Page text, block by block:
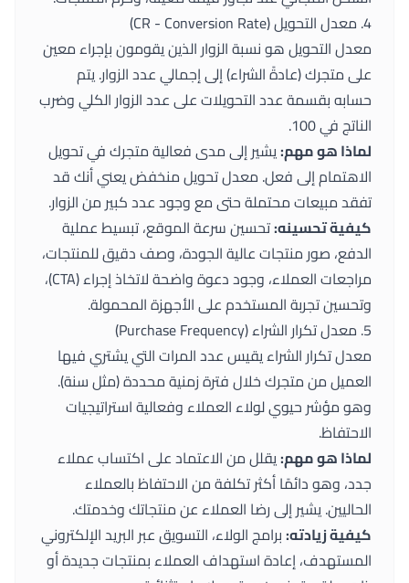
4. معدل التحويل (CR - Conversion Rate)
معدل التحويل هو نسبة الزوار الذين يقومون بإجراء معين
على متجرك (عادةً الشراء) إلى إجمالي عدد الزوار. يتم
حسابه بقسمة عدد التحويلات على عدد الزوار الكلي وضرب
الناتج في 100.
لماذا هو مهم:يشير إلى مدى فعالية متجرك في تحويل
الاهتمام إلى فعل. معدل تحويل منخفض يعني أنك قد
تفقد مبيعات محتملة حتى مع وجود عدد كبير من الزوار.
كيفية تحسينه:تحسين سرعة الموقع، تبسيط عملية
الدفع، صور منتجات عالية الجودة، وصف دقيق للمنتجات،
مراجعات العملاء، وجود دعوة واضحة لاتخاذ إجراء (CTA)،
وتحسين تجربة المستخدم على الأجهزة المحمولة.
5. معدل تكرار الشراء (Purchase Frequency)
معدل تكرار الشراء يقيس عدد المرات التي يشتري فيها
العميل من متجرك خلال فترة زمنية محددة (مثل سنة).
وهو مؤشر حيوي لولاء العملاء وفعالية استراتيجيات
الاحتفاظ.
لماذا هو مهم:يقلل من الاعتماد على اكتساب عملاء
جدد، وهو دائمًا أكثر تكلفة من الاحتفاظ بالعملاء
الحاليين. يشير إلى رضا العملاء عن منتجاتك وخدمتك.
كيفية زيادته:برامج الولاء، التسويق عبر البريد الإلكتروني
المستهدف، إعادة استهداف العملاء بمنتجات جديدة أو